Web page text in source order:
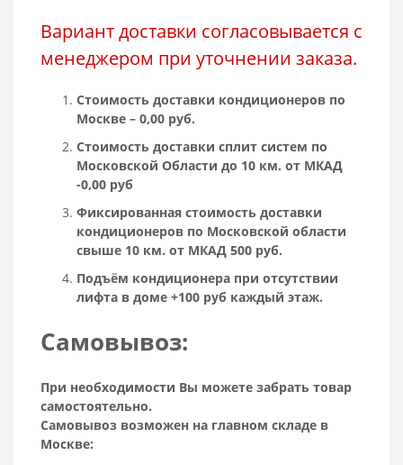
Вариант доставки согласовывается с
менеджером при уточнении заказа.
Стоимость доставки кондиционеров по
Москве – 0,00 руб.
Стоимость доставки сплит систем по
Московской Области до 10 км. от МКАД
-0,00 руб
Фиксированная стоимость доставки
кондиционеров по Московской области
свыше 10 км. от МКАД 500 руб.
Подъём кондиционера при отсутствии
лифта в доме +100 руб каждый этаж.
Самовывоз:
При необходимости Вы можете забрать товар
самостоятельно.
Самовывоз возможен на главном складе в
Москве: